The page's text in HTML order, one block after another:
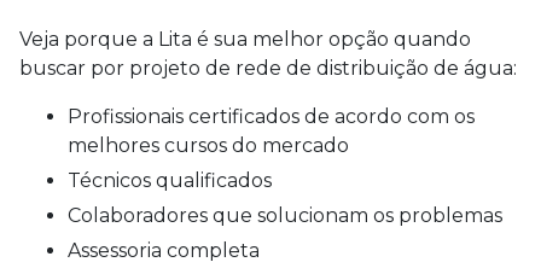
Veja porque a Lita é sua melhor opção quando
buscar por projeto de rede de distribuição de água:
profissionais certificados de acordo com os
melhores cursos do mercado
técnicos qualificados
colaboradores que solucionam os problemas
assessoria completa